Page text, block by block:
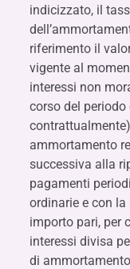
indicizzato, il
riferimento il
vigente al
interessi non
corso del
ammortamento
successiva alla
pagamenti
ordinarie e con
importo pari, per
interessi divisa
di